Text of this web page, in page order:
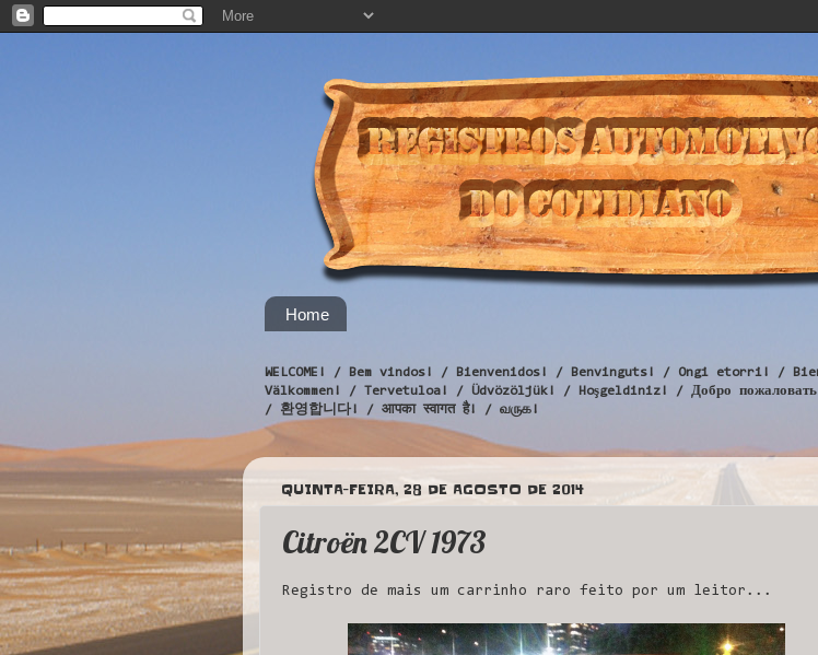
Home
WELCOME! / Bem vindos! / Bienvenidos! / Benvinguts! / Ongi etorri! /
Välkommen! / Tervetuloa! / Üdvözöljük! / Hoşgeldiniz! / Добро
/ 환영합니다! / आपका स्वागत है! / வருக!
QUINTA-FEIRA, 28 DE AGOSTO DE 2014
Citroën 2CV 1973
Registro de mais um carrinho raro feito por um leitor...